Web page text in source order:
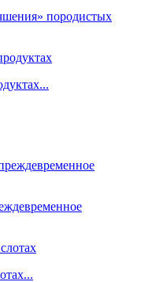
породистых